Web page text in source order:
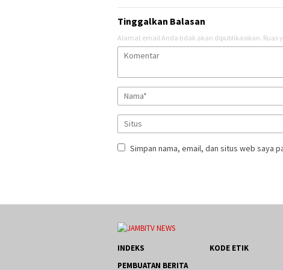
Tinggalkan Balasan
Alamat email Anda tidak akan dipublikasikan. Ruas
Simpan nama, email, dan situs web saya
INDEKS KODE ETIK
PEMBUATAN BERITA